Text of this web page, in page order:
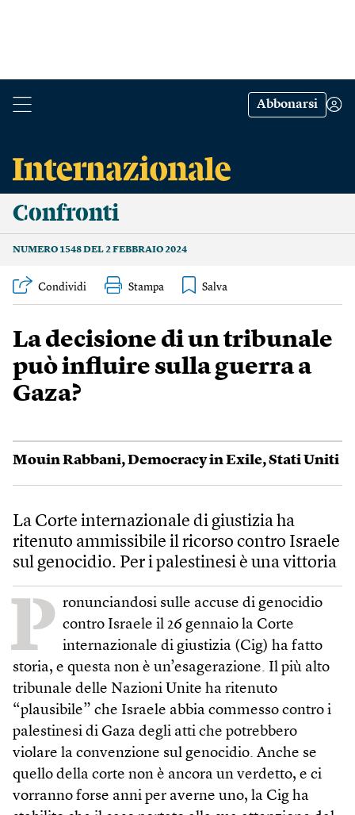
Abbonarsi
Confronti
NUMERO 1548 DEL 2 FEBBRAIO 2024
Condividi Stampa
La decisione di un tribunale
può influire sulla guerra a
Gaza?
Mouin Rabbani,Democracy in Exile,Stati Uniti
La Corte internazionale di giustizia ha
ritenuto ammissibile il ricorso contro Israele
sul genocidio. Per i palestinesi è una vittoria
P ronunciandosi sulle accuse di genocidio
contro Israele il 26 gennaio la Corte
internazionale di giustizia (Cig) ha fatto
storia, e questa non è un’esagerazione. Il più alto
tribunale delle Nazioni Unite ha ritenuto
“plausibile” che Israele abbia commesso contro i
palestinesi di Gaza degli atti che potrebbero
violare la convenzione sul genocidio. Anche se
quello della corte non è ancora un verdetto, e ci
vorranno forse anni per averne uno, la Cig ha